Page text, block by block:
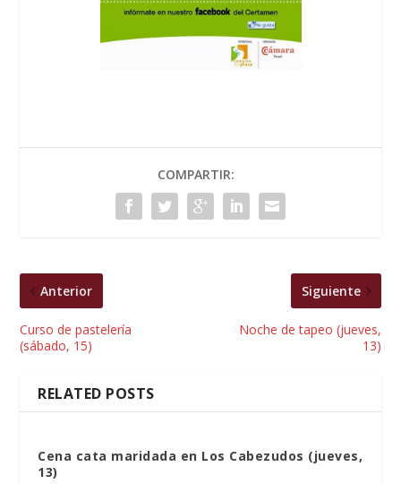
COMPARTIR:
Anterior
Curso de pastelería
(sábado, 15)
Siguiente
Noche de tapeo (jueves,
13)
RELATED POSTS
Cena cata maridada en Los Cabezudos (jueves,
13)